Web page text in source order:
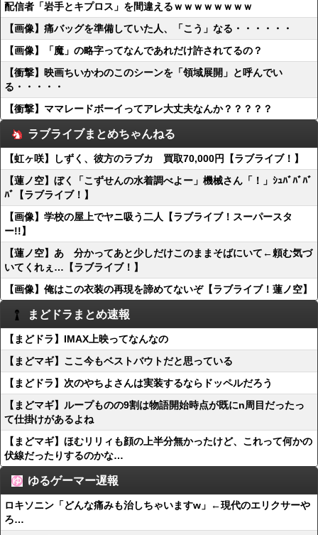
配信者「岩手とキプロス」を間違えるｗｗｗｗｗｗｗｗ
【画像】痛バッグを準備していた人、「こう」なる・・・・・・
【画像】「魔」の略字ってなんであれだけ許されてるの？
【衝撃】映画ちいかわのこのシーンを「領域展開」と呼んでい
る・・・・・
【衝撃】ママレードボーイってアレ大丈夫なんか？？？？？
ラブライブまとめちゃんねる
【虹ヶ咲】しずく、彼方のラブカ 買取70,000円【ラブライブ！】
【蓮ノ空】ぼく「こずせんの水着調べよー」機械さん「！」ｼｭﾊﾞﾊﾞﾊﾞ
ﾊﾞ【ラブライブ！】
【画像】学校の屋上でヤニ吸う二人【ラブライブ！スーパースタ
ー!!】
【蓮ノ空】あゝ分かってあと少しだけこのままそばにいて←頼む気づ
いてくれぇ…【ラブライブ！】
【画像】俺はこの衣装の再現を諦めてないぞ【ラブライブ！蓮ノ空】
まどドラまとめ速報
【まどドラ】IMAX上映ってなんなの
【まどマギ】ここ今もベストバウトだと思っている
【まどドラ】次のやちよさんは実装するならドッペルだろう
【まどマギ】ループものの9割は物語開始時点が既にn周目だったっ
て仕掛けがあるよね
【まどマギ】ほむリリィも顔の上半分無かったけど、これって何かの
伏線だったりするのかな…
ゆるゲーマー遅報
ロキソニン「どんな痛みも治しちゃいますw」←現代のエリクサーや
ろ…